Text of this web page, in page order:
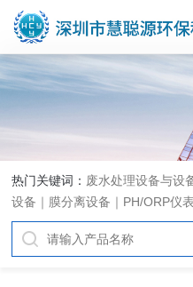
热门关键词： 废水处理设备与设
设备｜膜分离设备｜PH/ORP仪
代理｜EDI模块维修